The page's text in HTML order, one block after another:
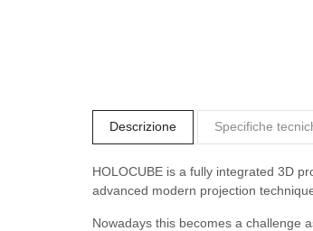
Descrizione Specifiche
HOLOCUBE is a fully integrated 3D
advanced modern projection
Nowadays this becomes a challenge